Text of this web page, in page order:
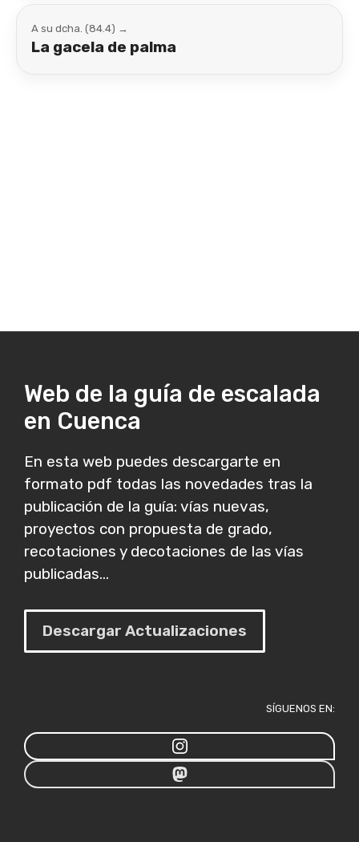
A su dcha. (84.4) →
La gacela de palma
Web de la guía de escalada
en Cuenca
En esta web puedes descargarte en
formato pdf todas las novedades tras la
publicación de la guía: vías nuevas,
proyectos con propuesta de grado,
recotaciones y decotaciones de las vías
publicadas...
Descargar Actualizaciones
SÍGUENOS EN: